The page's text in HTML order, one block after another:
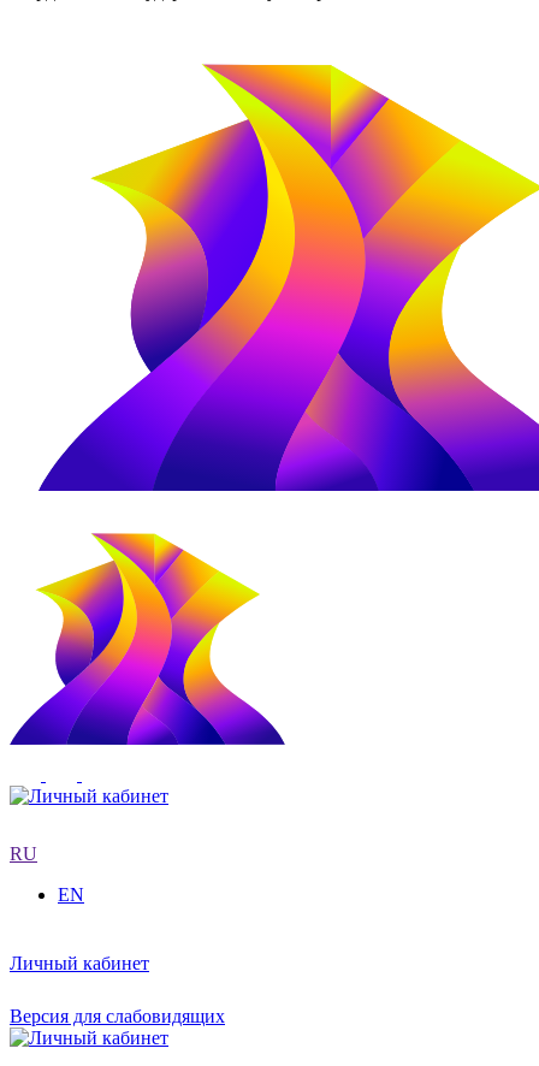
RU
EN
Личный кабинет
Версия для слабовидящих